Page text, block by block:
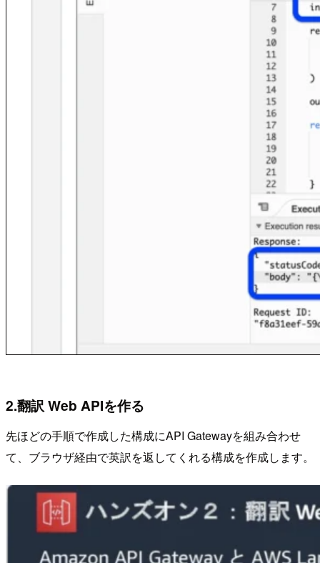
2.翻訳 Web APIを作る
先ほどの手順で作成した構成にAPI Gatewayを組み合わせ
て、ブラウザ経由で英訳を返してくれる構成を作成します。